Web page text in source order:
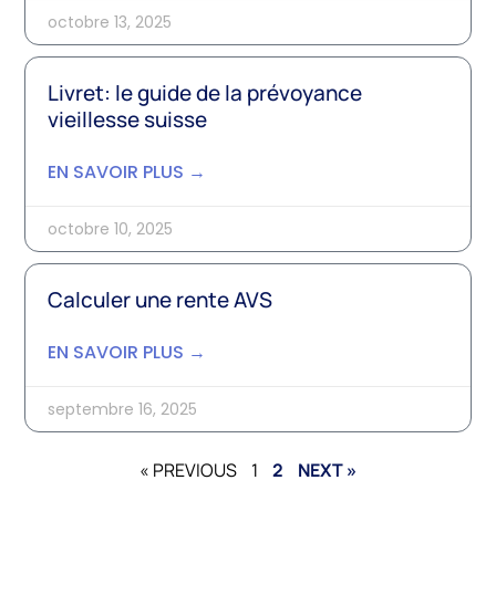
octobre 13, 2025
Livret: le guide de la prévoyance
vieillesse suisse
EN SAVOIR PLUS →
octobre 10, 2025
Calculer une rente AVS
EN SAVOIR PLUS →
septembre 16, 2025
« PREVIOUS 1 2 NEXT »